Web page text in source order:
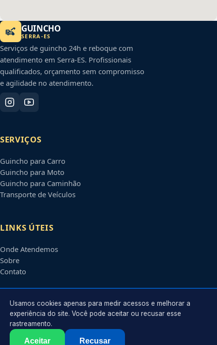
GUINCHO
SERRA -ES
Serviços de guincho 24h e reboque com
atendimento em Serra-ES. Profissionais
qualificados, orçamento sem compromisso
e agilidade no atendimento.
SERVIÇOS
Guincho para Carro
Guincho para Moto
Guincho para Caminhão
Transporte de Veículos
LINKS ÚTEIS
Onde Atendemos
Sobre
Contato
CONTATO
Atendimento em
contato@guinchosserra.com.br
Usamos cookies apenas para medir acessos e melhorar a
experiência do site. Você pode aceitar ou recusar esse
rastreamento.
Aceitar Recusar